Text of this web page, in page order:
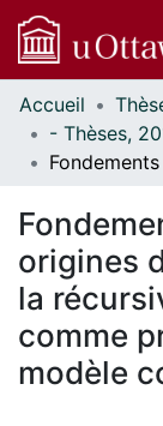
Communautés
et collections
Parcourir
À propos
Accueil
origines
la
comme
modèle